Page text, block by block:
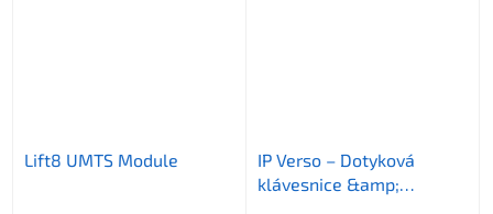
Lift8 UMTS Module
IP Verso – Dotyková
klávesnice &amp;